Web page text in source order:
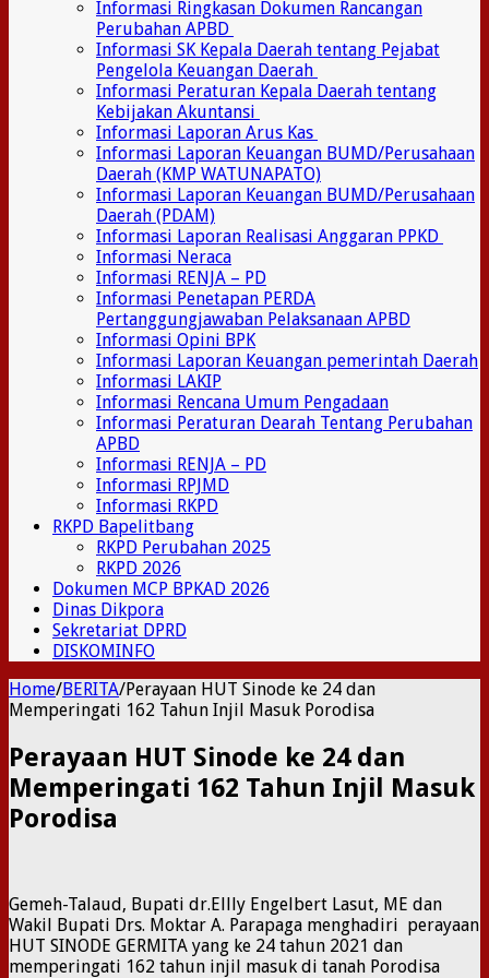
Informasi Ringkasan Dokumen Rancangan
Perubahan APBD
Informasi SK Kepala Daerah tentang Pejabat
Pengelola Keuangan Daerah
Informasi Peraturan Kepala Daerah tentang
Kebijakan Akuntansi
Informasi Laporan Arus Kas
Informasi Laporan Keuangan BUMD/Perusahaan
Daerah (KMP WATUNAPATO)
Informasi Laporan Keuangan BUMD/Perusahaan
Daerah (PDAM)
Informasi Laporan Realisasi Anggaran PPKD
Informasi Neraca
Informasi RENJA – PD
Informasi Penetapan PERDA
Pertanggungjawaban Pelaksanaan APBD
Informasi Opini BPK
Informasi Laporan Keuangan pemerintah Daerah
Informasi LAKIP
Informasi Rencana Umum Pengadaan
Informasi Peraturan Dearah Tentang Perubahan
APBD
Informasi RENJA – PD
Informasi RPJMD
Informasi RKPD
RKPD Bapelitbang
RKPD Perubahan 2025
RKPD 2026
Dokumen MCP BPKAD 2026
Dinas Dikpora
Sekretariat DPRD
DISKOMINFO
Home/BERITA/Perayaan HUT Sinode ke 24 dan
Memperingati 162 Tahun Injil Masuk Porodisa
Perayaan HUT Sinode ke 24 dan
Memperingati 162 Tahun Injil Masuk
Porodisa
Gemeh-Talaud, Bupati dr.Ellly Engelbert Lasut, ME dan
Wakil Bupati Drs. Moktar A. Parapaga menghadiri perayaan
HUT SINODE GERMITA yang ke 24 tahun 2021 dan
memperingati 162 tahun injil masuk di tanah Porodisa